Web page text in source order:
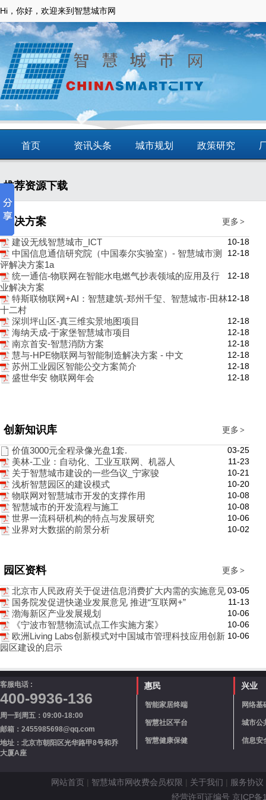
Hi，你好，欢迎来到智慧城市网
首页 资讯头条 城市规划 政策研究
动态
推荐资源下载
更多 >
解决方案
10-18
建设无线智慧城市_ICT
12-18
中国信息通信研究院（中国泰尔实验室）- 智慧城市测
评解决方案1a
12-18
统一通信-物联网在智能水电燃气抄表领域的应用及行
业解决方案
12-18
特斯联物联网+AI：智慧建筑-郑州千玺、智慧城市-田林
十二村
12-18
深圳坪山区-真三维实景地图项目
12-18
海纳天成-于家堡智慧城市项目
12-18
南京首安-智慧消防方案
12-18
慧与-HPE物联网与智能制造解决方案 - 中文
12-18
苏州工业园区智能公交方案简介
12-18
盛世华安 物联网年会
更多 >
创新知识库
03-25
价值3000元全程录像光盘1套.
11-23
美林-工业：自动化、工业互联网、机器人
10-21
关于智慧城市建设的一些刍议_宁家骏
10-20
浅析智慧园区的建设模式
10-08
物联网对智慧城市开发的支撑作用
10-08
智慧城市的开发流程与施工
10-06
世界一流科研机构的特点与发展研究
10-02
业界对大数据的前景分析
更多 >
园区资料
03-05
北京市人民政府关于促进信息消费扩大内需的实施意见
11-13
国务院发促进快递业发展意见 推进“互联网+”
10-06
渤海新区产业发展规划
10-06
《宁波市智慧物流试点工作实施方案》
10-06
欧洲Living Labs创新模式对中国城市管理科技应用创新
园区建设的启示
客服电话 :
400-9936-136
周一到周五：09:00-18:00
邮箱：2455985698@qq.com
地址：北京市朝阳区光华路甲8号和乔
大厦A座
惠民
智能家居终端
智慧社区平台
智慧健康保健
兴业
网络基
城市公
信息安
网站首页 | 智慧城市网收费会员权限 | 关于我们 | 服务协议
经营许可证编号 京ICP